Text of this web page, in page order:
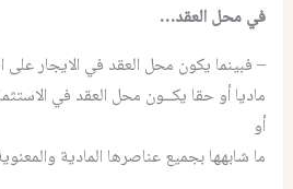
في محل العقد…
– فبينما يكون محل العقد في الايجار على
ماديا أو حقا يكــون محل العقد في
أو
ما شابهها بجميع عناصرها المادية